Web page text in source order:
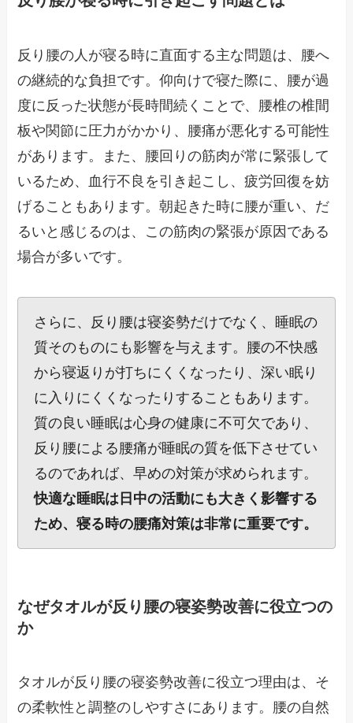
反り腰の人が寝る時に直面する主な問題は、腰へ
の継続的な負担です。仰向けで寝た際に、腰が過
度に反った状態が長時間続くことで、腰椎の椎間
板や関節に圧力がかかり、腰痛が悪化する可能性
があります。また、腰回りの筋肉が常に緊張して
いるため、血行不良を引き起こし、疲労回復を妨
げることもあります。朝起きた時に腰が重い、だ
るいと感じるのは、この筋肉の緊張が原因である
場合が多いです。
さらに、反り腰は寝姿勢だけでなく、睡眠の
質そのものにも影響を与えます。腰の不快感
から寝返りが打ちにくくなったり、深い眠り
に入りにくくなったりすることもあります。
質の良い睡眠は心身の健康に不可欠であり、
反り腰による腰痛が睡眠の質を低下させてい
るのであれば、早めの対策が求められます。
快適な睡眠は日中の活動にも大きく影響する
ため、寝る時の腰痛対策は非常に重要です。
なぜタオルが反り腰の寝姿勢改善に役立つの
か
タオルが反り腰の寝姿勢改善に役立つ理由は、そ
の柔軟性と調整のしやすさにあります。腰の自然